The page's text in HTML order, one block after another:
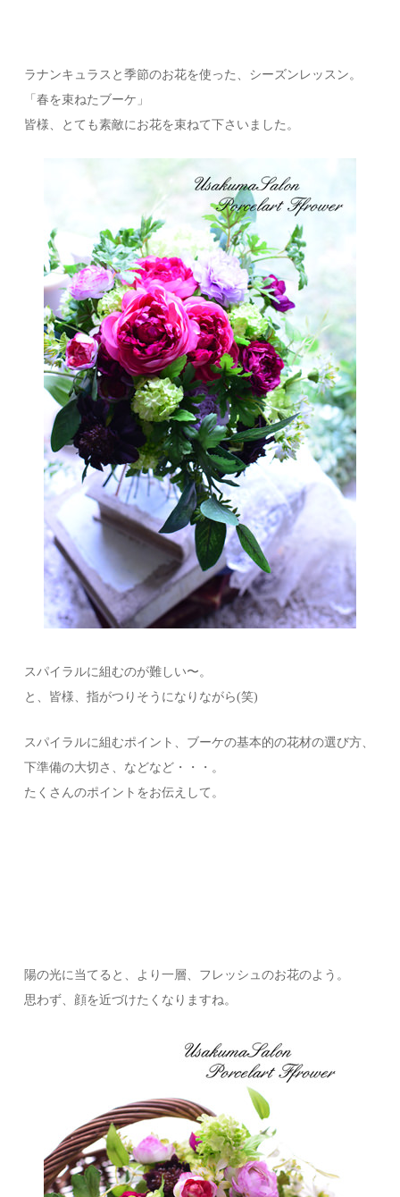
ラナンキュラスと季節のお花を使った、シーズンレッスン。
「春を束ねたブーケ」
皆様、とても素敵にお花を束ねて下さいました。
スパイラルに組むのが難しい〜。
と、皆様、指がつりそうになりながら(笑)
スパイラルに組むポイント、ブーケの基本的の花材の選び方、
下準備の大切さ、などなど・・・。
たくさんのポイントをお伝えして。
陽の光に当てると、より一層、フレッシュのお花のよう。
思わず、顔を近づけたくなりますね。